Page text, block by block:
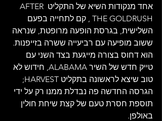
אחד מנקודות השיא של התקליט AFTER
THE GOLDRUSH , קם לתחייה בפעם
השלישית, בגרסת הופעה מרופטת, שנראה
ששוב מופיעה עם רביעייה ששרה בזייפנות.
הוא דחוס בצורה מייגעת בצד השני עם
טייק חדש של השיר ALABAMA, חידוש לא
טוב שיצא לראשונה בתקליט HARVEST;
הגרסה החדשה פה נבדלת ממנו רק על ידי
תוספת חסרת טעם של קצת שיחת חולין
באולפן.